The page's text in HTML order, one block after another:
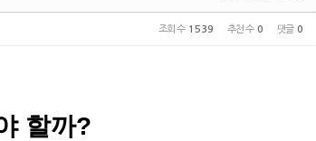
조회 수 1539 추천 수 0 댓글 0
할까?